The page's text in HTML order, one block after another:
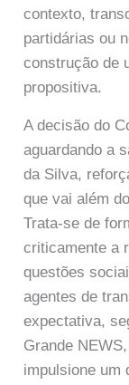
contexto,
partidárias ou
construção de
propositiva.
A decisão do
aguardando a
da Silva,
que vai além
Trata-se de
criticamente a
questões
agentes de
expectativa,
Grande
impulsione um